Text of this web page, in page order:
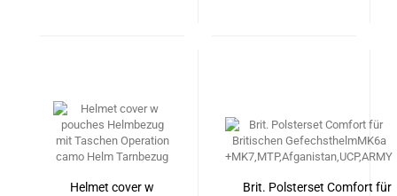
Helmet cover w
Brit. Polsterset Comfort für